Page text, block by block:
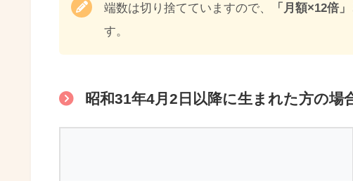
端数は切り捨てていますので、
「月額×12倍
す。
昭和31年4月2日以降に生まれた方の場